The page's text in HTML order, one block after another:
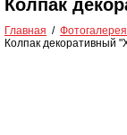
Колпак
Главная
Фотогалерея
Колпак декоративный